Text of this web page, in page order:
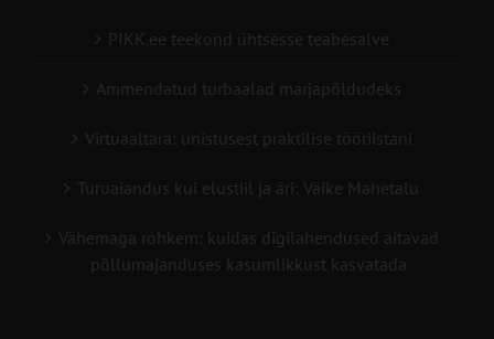
PIKK.ee teekond ühtsesse teabesalve
Ammendatud turbaalad marjapõldudeks
Virtuaaltara: unistusest praktilise tööriistani
Turuaiandus kui elustiil ja äri: Väike Mahetalu
Vähemaga rohkem: kuidas digilahendused aitavad
põllumajanduses kasumlikkust kasvatada